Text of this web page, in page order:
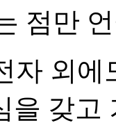
점만
자 외
을 갖고